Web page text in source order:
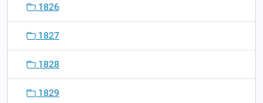
1826
1827
1828
1829